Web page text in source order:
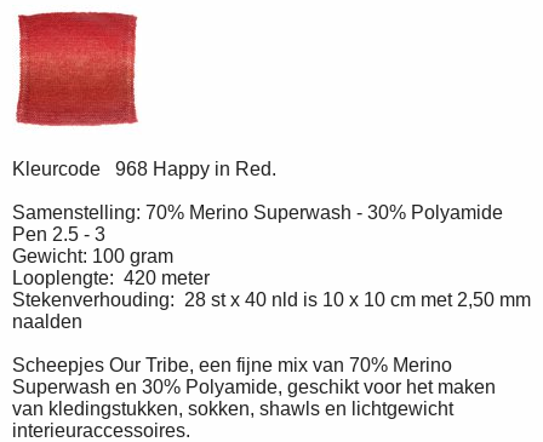
Kleurcode 968 Happy in Red.
Samenstelling: 70% Merino Superwash - 30% Polyamide
Pen 2.5 - 3
Gewicht: 100 gram
Looplengte: 420 meter
Stekenverhouding: 28 st x 40 nld is 10 x 10 cm met 2,50 mm
naalden
Scheepjes Our Tribe, een fijne mix van 70% Merino
Superwash en 30% Polyamide, geschikt voor het maken
van kledingstukken, sokken, shawls en lichtgewicht
interieuraccessoires.